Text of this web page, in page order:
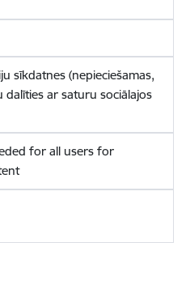
sīkdatnes (nepieciešamas,
dalīties ar saturu sociālajos
for all users for